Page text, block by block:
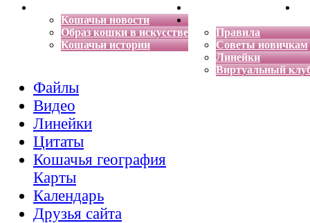
Кошачьи новости
Образ кошки в искусстве
Кошачьи истории
Энциклопедия кошек
Правила
Советы новичкам
Линейки
Виртуальный
Файлы
Видео
Линейки
Цитаты
Кошачья география
Карты
Календарь
Друзья сайта